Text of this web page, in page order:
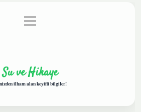
Gizlilik Politikası
menüyü
aç
Su ve Hikaye
ilham alan keyifli bilgiler!